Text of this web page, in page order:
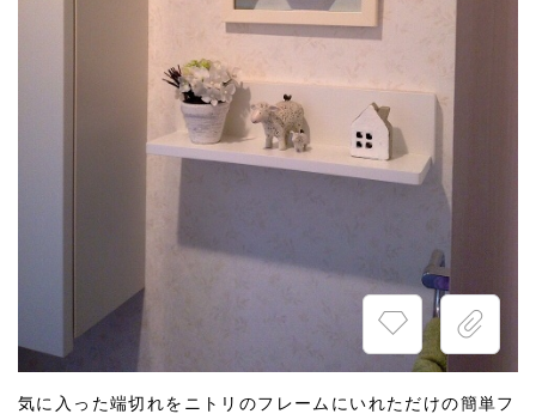
気に入った端切れをニトリのフレームにいれただけの簡単フ